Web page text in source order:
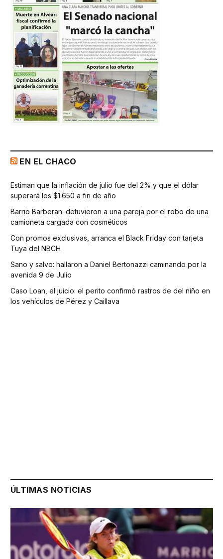
EN EL CHACO
Estiman que la inflación de julio fue del 2% y que el dólar
superará los $1.650 a fin de año
Barrio Barberan: detuvieron a una pareja por el robo de una
camioneta cargada con cosméticos
Con promos exclusivas, arranca el Black Friday con tarjeta
Tuya del NBCH
Sano y salvo: hallaron a Daniel Bertonazzi caminando por la
avenida 9 de Julio
Caso Loan, el juicio: el perito confirmó rastros de del niño en
los vehículos de Pérez y Caillava
ÚLTIMAS NOTICIAS